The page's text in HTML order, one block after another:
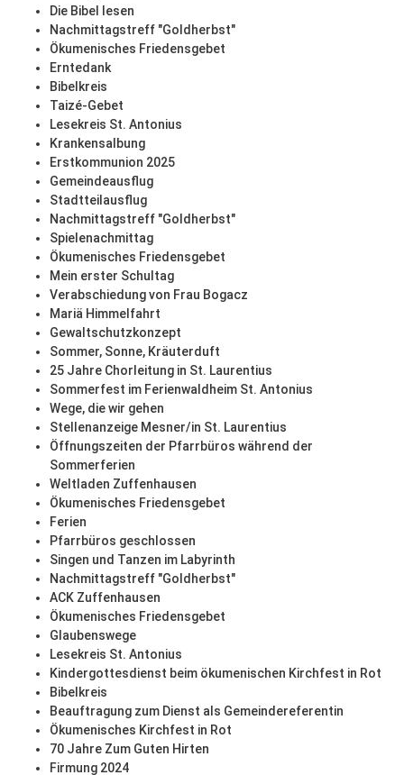
Die Bibel lesen
Nachmittagstreff "Goldherbst"
Ökumenisches Friedensgebet
Erntedank
Bibelkreis
Taizé-Gebet
Lesekreis St. Antonius
Krankensalbung
Erstkommunion 2025
Gemeindeausflug
Stadtteilausflug
Nachmittagstreff "Goldherbst"
Spielenachmittag
Ökumenisches Friedensgebet
Mein erster Schultag
Verabschiedung von Frau Bogacz
Mariä Himmelfahrt
Gewaltschutzkonzept
Sommer, Sonne, Kräuterduft
25 Jahre Chorleitung in St. Laurentius
Sommerfest im Ferienwaldheim St. Antonius
Wege, die wir gehen
Stellenanzeige Mesner/in St. Laurentius
Öffnungszeiten der Pfarrbüros während der
Sommerferien
Weltladen Zuffenhausen
Ökumenisches Friedensgebet
Ferien
Pfarrbüros geschlossen
Singen und Tanzen im Labyrinth
Nachmittagstreff "Goldherbst"
ACK Zuffenhausen
Ökumenisches Friedensgebet
Glaubenswege
Lesekreis St. Antonius
Kindergottesdienst beim ökumenischen Kirchfest in Rot
Bibelkreis
Beauftragung zum Dienst als Gemeindereferentin
Ökumenisches Kirchfest in Rot
70 Jahre Zum Guten Hirten
Firmung 2024